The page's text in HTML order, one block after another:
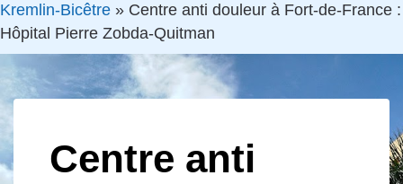
Kremlin-Bicêtre » Centre anti douleur à Fort-de-France :
Hôpital Pierre Zobda-Quitman
Centre anti